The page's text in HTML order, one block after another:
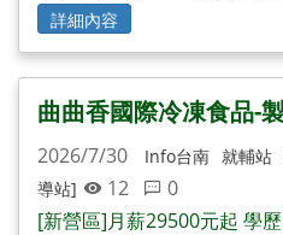
詳細內容
曲曲香國際冷凍食品-
2026/7/30 Info台南 就輔站
導站]
12
0
[新營區]月薪29500元起 學